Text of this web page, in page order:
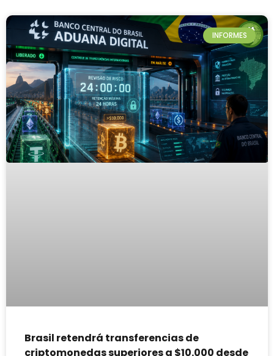
INFORMES
Brasil retendrá transferencias de
criptomonedas superiores a $10.000 desde